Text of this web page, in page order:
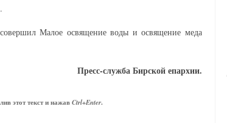
Малое освящение воды и освящение меда
Пресс-служба Бирской епархии.
этот текст и нажавCtrl+Enter.